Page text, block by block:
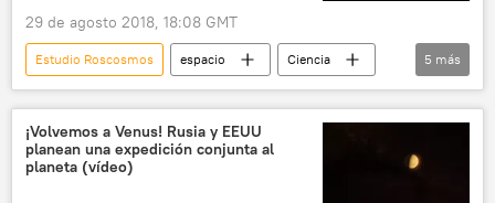
29 de agosto 2018, 18:08 GMT
Estudio Roscosmos espacio
Ciencia
Saturno
Neptuno
Urano
atmósfera
noticias
5 más
¡Volvemos a Venus! Rusia y EEUU
planean una expedición conjunta al
planeta (vídeo)